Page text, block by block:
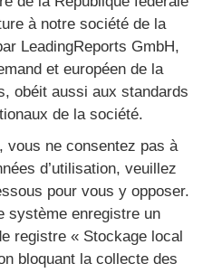
à notre société de la
LeadingReports GmbH,
et européen de la
obéit aussi aux standards
de la société.
vous ne consentez pas à
d’utilisation, veuillez
pour vous y opposer.
système enregistre un
registre « Stockage local
bloquant la collecte des